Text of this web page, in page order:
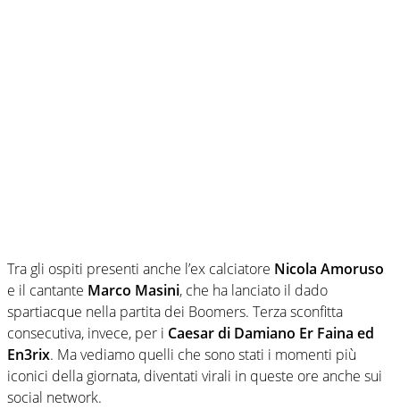
Tra gli ospiti presenti anche l’ex calciatore Nicola Amoruso
e il cantante Marco Masini, che ha lanciato il dado
spartiacque nella partita dei Boomers. Terza sconfitta
consecutiva, invece, per i Caesar di Damiano Er Faina ed
En3rix. Ma vediamo quelli che sono stati i momenti più
iconici della giornata, diventati virali in queste ore anche sui
social network.